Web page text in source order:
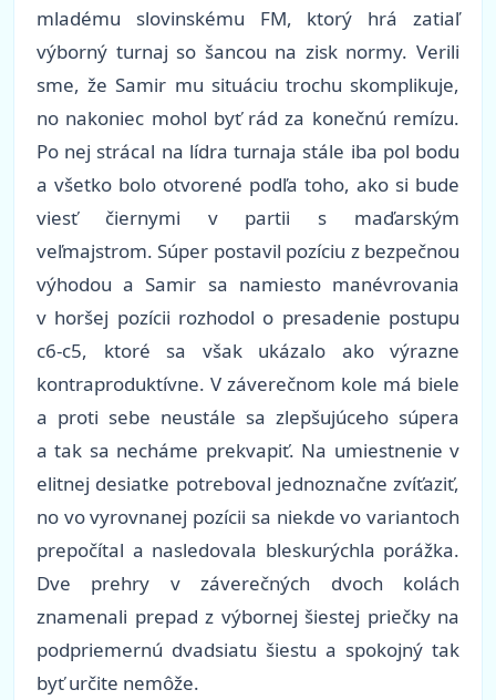
mladému slovinskému FM, ktorý hrá zatiaľ
výborný turnaj so šancou na zisk normy. Verili
sme, že Samir mu situáciu trochu skomplikuje,
no nakoniec mohol byť rád za konečnú remízu.
Po nej strácal na lídra turnaja stále iba pol bodu
a všetko bolo otvorené podľa toho, ako si bude
viesť čiernymi v partii s maďarským
veľmajstrom. Súper postavil pozíciu z bezpečnou
výhodou a Samir sa namiesto manévrovania
v horšej pozícii rozhodol o presadenie postupu
c6-c5, ktoré sa však ukázalo ako výrazne
kontraproduktívne. V záverečnom kole má biele
a proti sebe neustále sa zlepšujúceho súpera
a tak sa necháme prekvapiť. Na umiestnenie v
elitnej desiatke potreboval jednoznačne zvíťaziť,
no vo vyrovnanej pozícii sa niekde vo variantoch
prepočítal a nasledovala bleskurýchla porážka.
Dve prehry v záverečných dvoch kolách
znamenali prepad z výbornej šiestej priečky na
podpriemernú dvadsiatu šiestu a spokojný tak
byť určite nemôže.